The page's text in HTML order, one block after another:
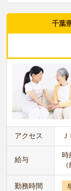
千葉
アクセス
給与
時
勤務時間